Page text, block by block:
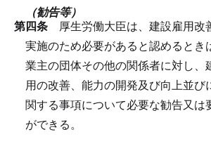
（勧告等）
第四条 厚生労働大臣は、建設雇用改
実施のため必要があると認めるとき
業主の団体その他の関係者に対し、
用の改善、能力の開発及び向上並び
関する事項について必要な勧告又は
ができる。